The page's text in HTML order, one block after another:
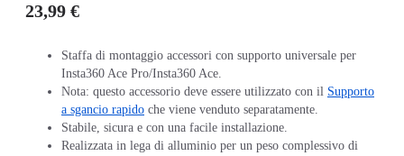
23,99 €
Staffa di montaggio accessori con supporto universale per
Insta360 Ace Pro/Insta360 Ace.
Nota: questo accessorio deve essere utilizzato con il Supporto
a sgancio rapido che viene venduto separatamente.
Stabile, sicura e con una facile installazione.
Realizzata in lega di alluminio per un peso complessivo di